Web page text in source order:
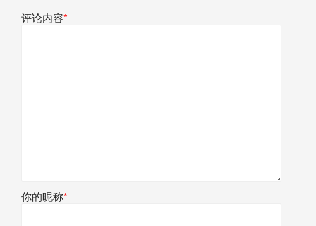
评论内容*
你的昵称*